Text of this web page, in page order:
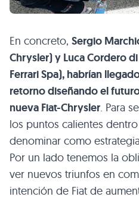
En concreto, Sergio
Chrysler) y Luca Cordero
Ferrari Spa), habrían
retorno diseñando el
nueva Fiat-Chrysler. Para
los puntos calientes
denominar como
Por un lado tenemos la
ver nuevos triunfos en
intención de Fiat de